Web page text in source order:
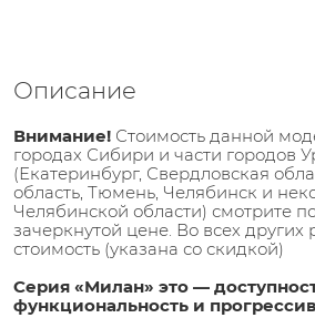
Описание
Внимание! Стоимость данной
городах Сибири и части городов
(Екатеринбург, Свердловская
область, Тюмень, Челябинск и
Челябинской области) смотрите
зачеркнутой цене. Во всех
стоимость (указана со скидкой)
Серия «Милан» это —
функциональность и